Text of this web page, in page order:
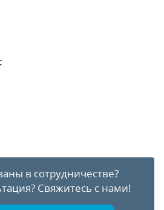
в сотрудничестве?
Свяжитесь с нами!